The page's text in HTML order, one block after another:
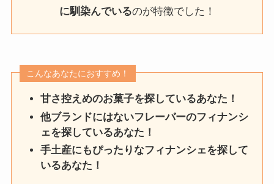
に馴染んでいるのが特徴でした！
こんなあなたにおすすめ！
甘さ控えめのお菓子を探しているあなた！
他ブランドにはないフレーバーのフィナンシ
ェを探しているあなた！
手土産にもぴったりなフィナンシェを探して
いるあなた！